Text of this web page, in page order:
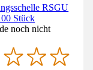
RSGU
Stück
noch nicht